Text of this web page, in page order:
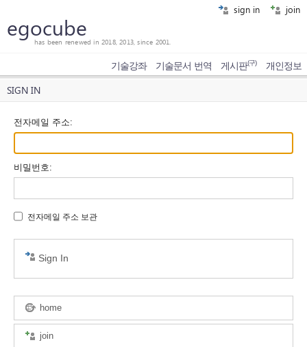
sign in join
egocube
has been renewed in 2018, 2013, since 2001.
기술강좌 기술문서 번역 게시판(구) 개인정보
SIGN IN
전자메일 주소:
비밀번호:
전자메일 주소 보관
Sign In
home
join